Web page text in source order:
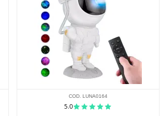
COD. LUNA0164
5.0